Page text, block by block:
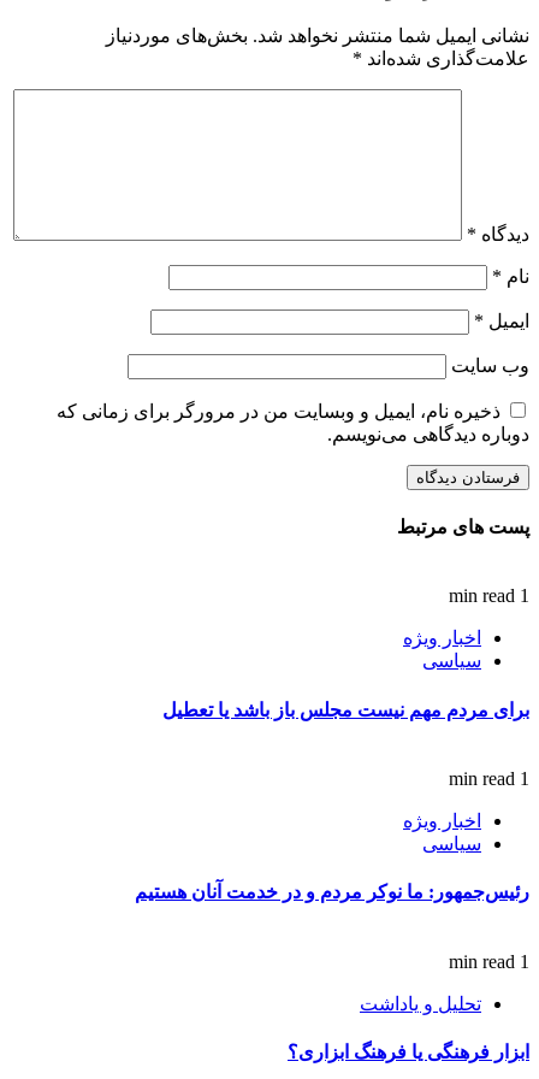
نشانی ایمیل شما منتشر نخواهد شد. بخش‌های موردنیاز
علامت‌گذاری شده‌اند *
دیدگاه *
نام *
ایمیل *
وب‌ سایت
ذخیره نام، ایمیل و وبسایت من در مرورگر برای زمانی که
دوباره دیدگاهی می‌نویسم.
پست های مرتبط
1 min read
اخبار ویژه
سیاسی
برای مردم مهم نیست مجلس باز باشد یا تعطیل
1 min read
اخبار ویژه
سیاسی
رئیس‌جمهور: ما نوکر مردم و در خدمت آنان هستیم
1 min read
تحلیل و یاداشت
ابزار فرهنگی یا فرهنگ ابزاری؟